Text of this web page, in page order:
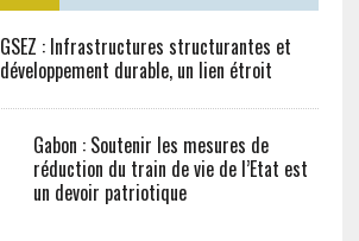
GSEZ : Infrastructures structurantes et
développement durable, un lien étroit
Gabon : Soutenir les mesures de
réduction du train de vie de l’Etat est
un devoir patriotique